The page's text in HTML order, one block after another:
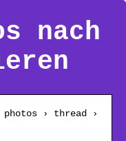
nach
› thread ›